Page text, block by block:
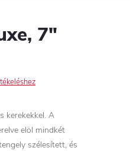
7″
kerekekkel. A
elöl mindkét
szélesített, és